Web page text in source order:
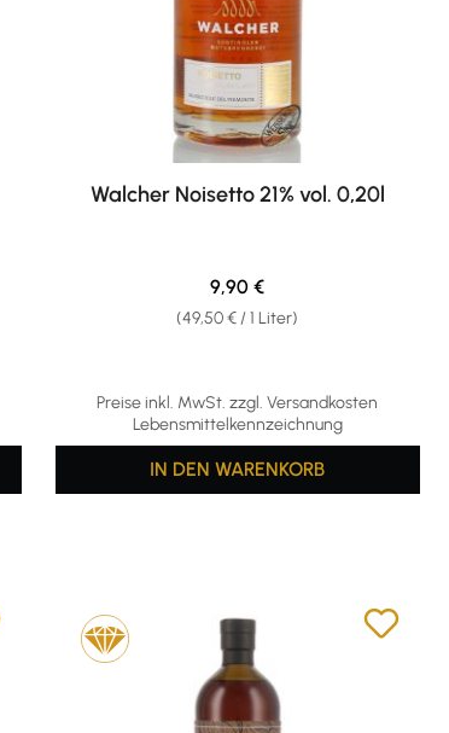
Walcher Noisetto 21% vol. 0,20l
Preise inkl. MwSt. zzgl. Versandkosten
Lebensmittelkennzeichnung
(49,50 € / 1 Liter)
Regulärer Preis:
9,90 €
IN DEN WARENKORB